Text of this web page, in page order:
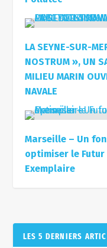
LA SEYNE-SUR-
NOSTRUM », UN
MILIEU MARIN
NAVALE
Marseille – Un
optimiser le Futur
Exemplaire
LES 5 DERNIERS